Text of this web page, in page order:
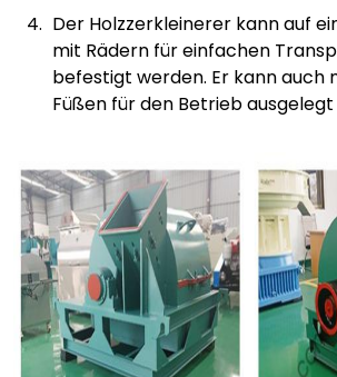
Der Holzzerkleinerer kann auf
mit Rädern für einfachen
befestigt werden. Er kann auch
Füßen für den Betrieb